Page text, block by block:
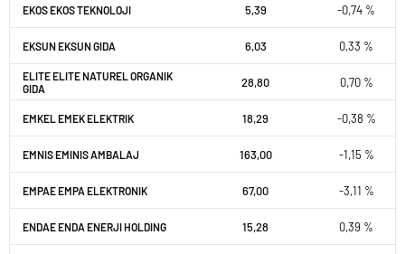
EKOS EKOS TEKNOLOJI 5,39 -0,74 %
EKSUN EKSUN GIDA 6,03 0,33 %
ELITE ELITE NATUREL ORGANIK
GIDA
28,80 0,70 %
EMKEL EMEK ELEKTRIK 18,29 -0,38 %
EMNIS EMINIS AMBALAJ 163,00 -1,15 %
EMPAE EMPA ELEKTRONIK 67,00 -3,11 %
ENDAE ENDA ENERJI HOLDING 15,28 0,39 %